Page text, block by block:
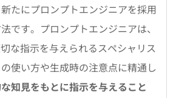
たにプロンプトエンジニアを採用
です。プロンプトエンジニアは、
な指示を与えられるスペシャリス
使い方や生成時の注意点に精通し
知見をもとに指示を与えること